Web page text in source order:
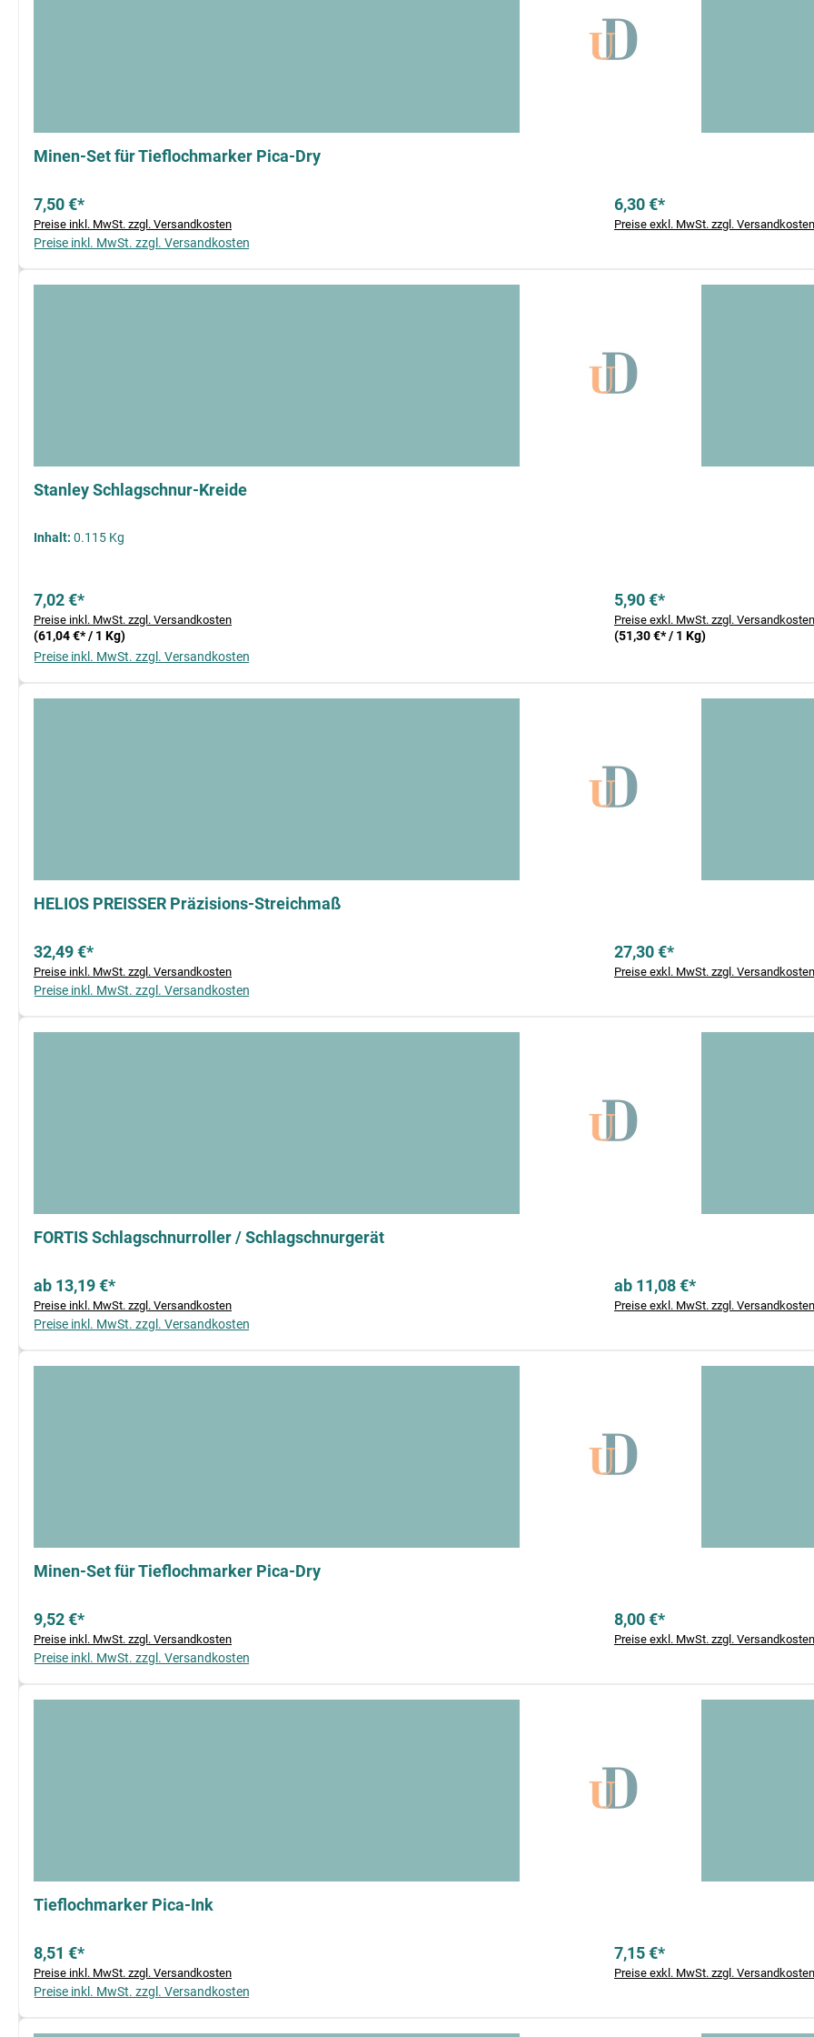
Minen-Set für Tieflochmarker Pica-Dry
7,50 €*
Preise inkl. MwSt. zzgl. Versandkosten
6,30 €*
Preise exkl. MwSt. zzgl. Versandkosten
Preise inkl. MwSt. zzgl. Versandkosten
Stanley Schlagschnur-Kreide
Inhalt: 0.115 Kg
7,02 €*
Preise inkl. MwSt. zzgl. Versandkosten
(61,04 €* / 1 Kg)
5,90 €*
Preise exkl. MwSt. zzgl. Versandkosten
(51,30 €* / 1 Kg)
Preise inkl. MwSt. zzgl. Versandkosten
HELIOS PREISSER Präzisions-Streichmaß
32,49 €*
Preise inkl. MwSt. zzgl. Versandkosten
27,30 €*
Preise exkl. MwSt. zzgl. Versandkosten
Preise inkl. MwSt. zzgl. Versandkosten
FORTIS Schlagschnurroller / Schlagschnurgerät
ab 13,19 €*
Preise inkl. MwSt. zzgl. Versandkosten
ab 11,08 €*
Preise exkl. MwSt. zzgl. Versandkosten
Preise inkl. MwSt. zzgl. Versandkosten
Minen-Set für Tieflochmarker Pica-Dry
9,52 €*
Preise inkl. MwSt. zzgl. Versandkosten
8,00 €*
Preise exkl. MwSt. zzgl. Versandkosten
Preise inkl. MwSt. zzgl. Versandkosten
Tieflochmarker Pica-Ink
8,51 €*
Preise inkl. MwSt. zzgl. Versandkosten
7,15 €*
Preise exkl. MwSt. zzgl. Versandkosten
Preise inkl. MwSt. zzgl. Versandkosten